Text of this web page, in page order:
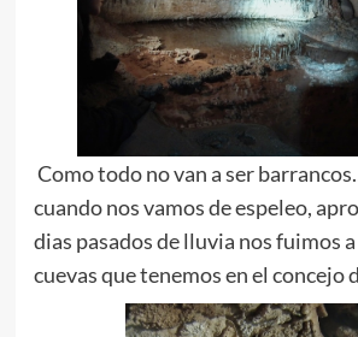
Como todo no van a ser
cuando nos vamos de espeleo,
dias pasados de lluvia nos fuimos
cuevas que tenemos en el concejo